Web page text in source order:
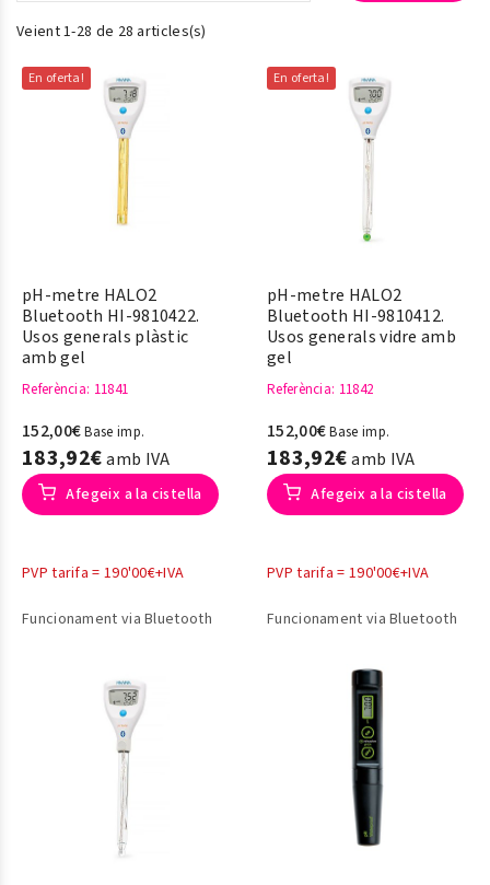
Veient 1-28 de 28 articles(s)
En oferta!
pH-metre HALO2
Bluetooth HI-9810422.
Usos generals plàstic
amb gel
Referència: 11841
152,00€Base imp.
183,92€amb IVA
Afegeix a la cistella
PVP tarifa = 190'00€+IVA
Funcionament via Bluetooth
En oferta!
pH-metre HALO2
Bluetooth HI-9810412.
Usos generals vidre amb
gel
Referència: 11842
152,00€Base imp.
183,92€amb IVA
Afegeix a la cistella
PVP tarifa = 190'00€+IVA
Funcionament via Bluetooth